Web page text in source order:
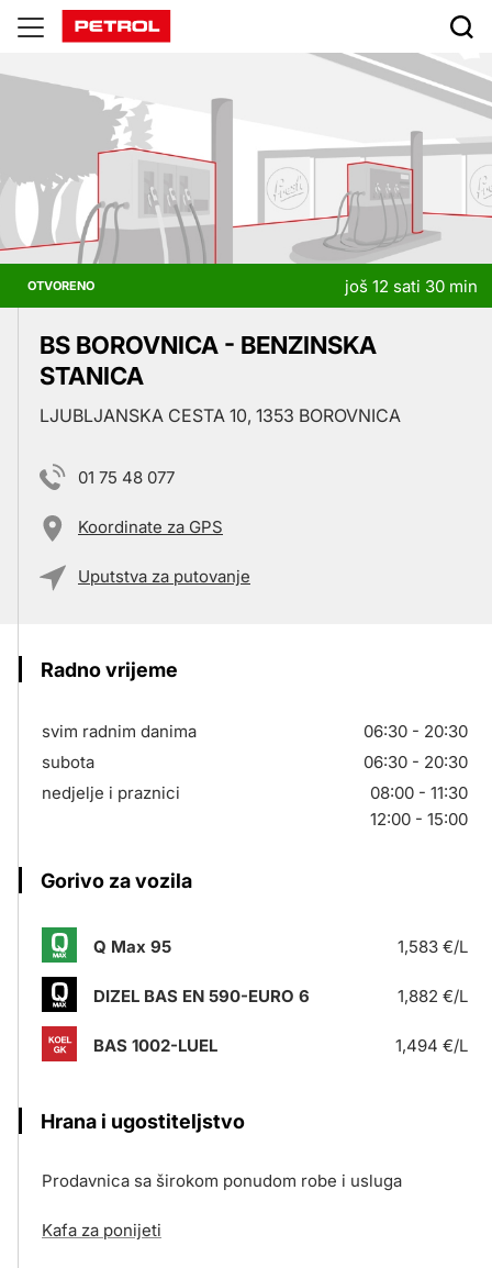
Prodajna
mjesta
OTVORENO još 12 sati 30 min
BS BOROVNICA - BENZINSKA
STANICA
LJUBLJANSKA CESTA 10, 1353 BOROVNICA
01 75 48 077
Koordinate za GPS
Uputstva za putovanje
Radno vrijeme
svim radnim danima
06:30 - 20:30
subota
06:30 - 20:30
nedjelje i praznici
08:00 - 11:30
12:00 - 15:00
Gorivo za vozila
Q Max 95 1,583 €/L
DIZEL BAS EN 590-EURO 6 1,882 €/L
BAS 1002-LUEL 1,494 €/L
Hrana i ugostiteljstvo
Prodavnica sa širokom ponudom robe i usluga
Kafa za ponijeti